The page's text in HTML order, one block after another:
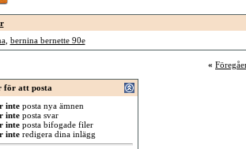
, bernina bernette 90e
«
för att posta
inteposta nya ämnen
inteposta svar
inteposta bifogade filer
interedigera dina inlägg